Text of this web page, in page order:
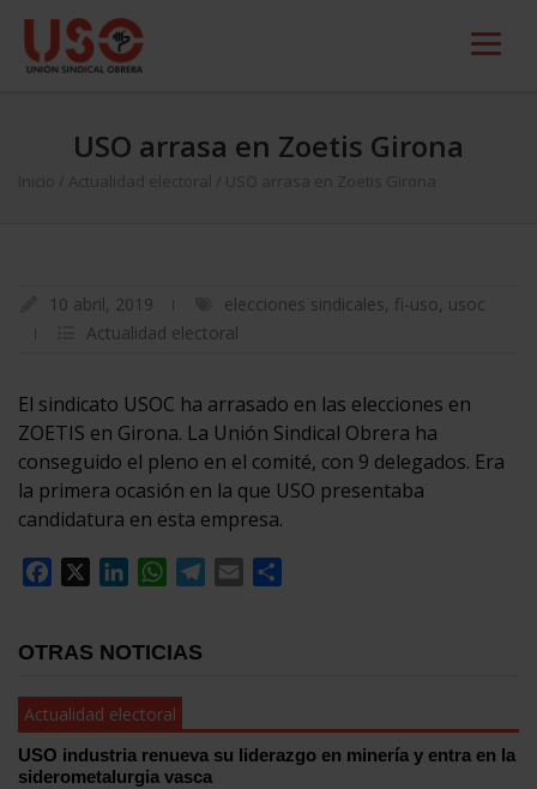
USO arrasa en Zoetis Girona
Inicio Actualidad electoral USO arrasa en Zoetis Girona
10 abril, 2019 elecciones sindicales, fi-uso, usoc
Actualidad electoral
El sindicato USOC ha arrasado en las elecciones en
ZOETIS en Girona. La Unión Sindical Obrera ha
conseguido el pleno en el comité, con 9 delegados. Era
la primera ocasión en la que USO presentaba
candidatura en esta empresa.
Facebook
LinkedInWhatsApp
Telegram
Email
OTRAS NOTICIAS
Actualidad electoral
USO industria renueva su liderazgo en minería y entra en la
siderometalurgia vasca